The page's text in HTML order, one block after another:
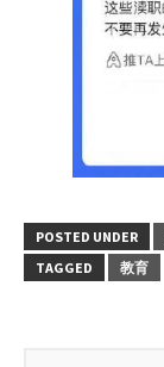
POSTED UNDER
TAGGED
教育